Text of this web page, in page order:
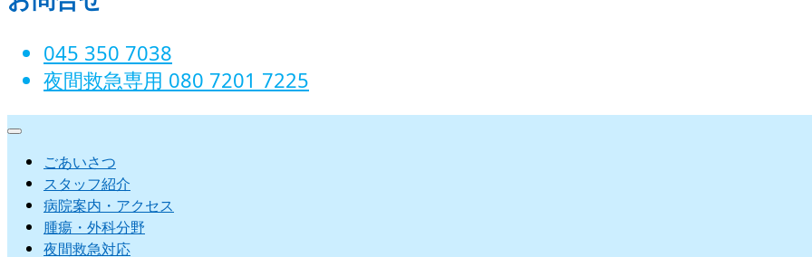
045 350 7038‬
夜間救急専用 080 7201 7225‬
ごあいさつ
スタッフ紹介
病院案内・アクセス
腫瘍・外科分野
夜間救急対応